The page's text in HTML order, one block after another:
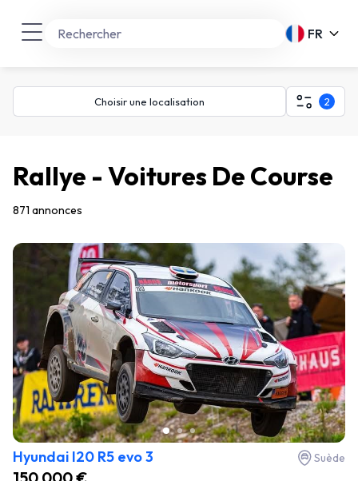
FR
Choisir une localisation 2
Rallye - Voitures De Course
871 annonces
Hyundai I20 R5 evo 3 Suède